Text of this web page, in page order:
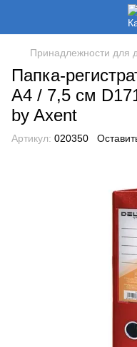
Принадлежности для
Папка-
А4 / 7,5 см
by Axent
Артикул: 020350